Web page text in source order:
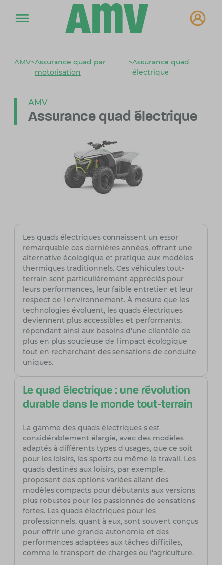
AMV>Assurance quad par
motorisation
>Assurance quad
électrique
AMV
Assurance quad électrique
Les quads électriques connaissent un essor
remarquable ces dernières années, offrant une
alternative écologique et pratique aux modèles
thermiques traditionnels. Ces véhicules tout-
terrain sont particulièrement appréciés pour
leurs performances, leur faible entretien et leur
respect de l'environnement. À mesure que les
technologies évoluent, les quads électriques
deviennent plus accessibles et performants,
répondant ainsi aux besoins d'une clientèle de
plus en plus soucieuse de l'impact écologique
tout en recherchant des sensations de conduite
uniques.
Le quad électrique : une révolution
durable dans le monde tout-terrain
La gamme des quads électriques s'est
considérablement élargie, avec des modèles
adaptés à différents types d'usages, que ce soit
pour les loisirs, les sports ou même le travail. Les
quads destinés aux loisirs, par exemple,
proposent des options variées allant des
modèles compacts pour débutants aux versions
plus robustes pour les passionnés de sensations
fortes. Les quads électriques pour les
professionnels, quant à eux, sont souvent conçus
pour offrir une grande autonomie et des
performances adaptées aux tâches difficiles,
comme le transport de charges ou l'agriculture.